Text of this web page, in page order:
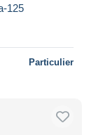
125
Particulier